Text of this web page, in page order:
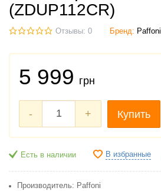
(ZDUP112CR)
Отзывы: 0 Бренд: Paffoni
5 999 грн
- + Купить
Есть в наличии В избранные
Производитель: Paffoni